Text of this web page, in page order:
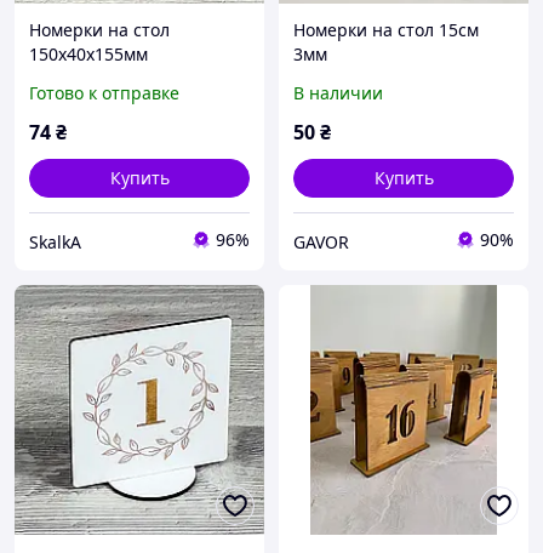
Номерки на стол
150х40х155мм
Готово к отправке
74₴
Купить
SkalkA 96%
Номерки на стол 15см
3мм
В наличии
50₴
Купить
GAVOR 90%